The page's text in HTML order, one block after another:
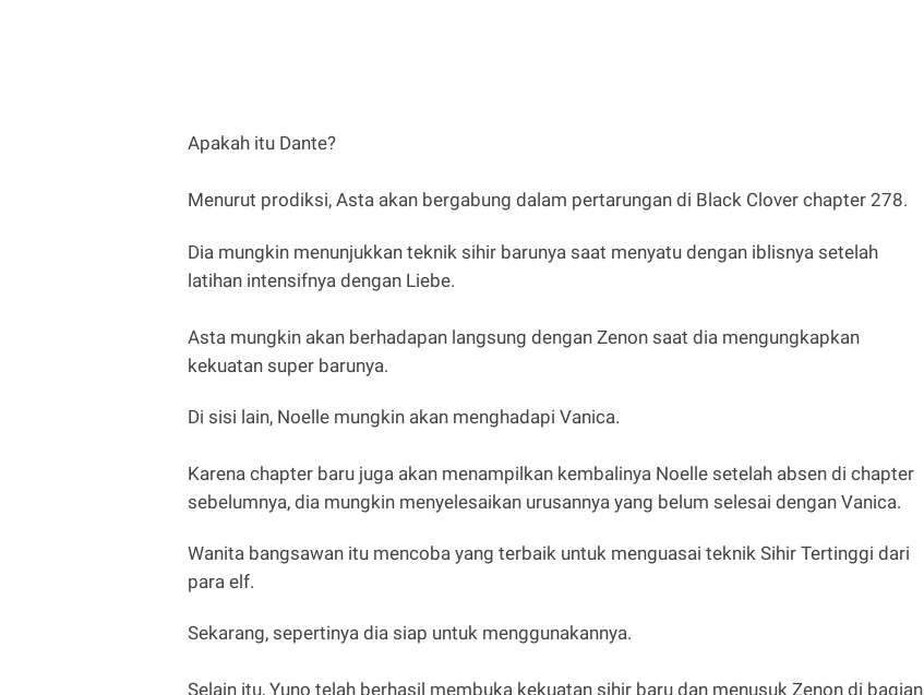
Apakah itu Dante?
Menurut prodiksi, Asta akan bergabung dalam pertarungan di Black Clover chapter 278.
Dia mungkin menunjukkan teknik sihir barunya saat menyatu dengan iblisnya setelah
latihan intensifnya dengan Liebe.
Asta mungkin akan berhadapan langsung dengan Zenon saat dia mengungkapkan
kekuatan super barunya.
Di sisi lain, Noelle mungkin akan menghadapi Vanica.
Karena chapter baru juga akan menampilkan kembalinya Noelle setelah absen di chapter
sebelumnya, dia mungkin menyelesaikan urusannya yang belum selesai dengan Vanica.
Wanita bangsawan itu mencoba yang terbaik untuk menguasai teknik Sihir Tertinggi dari
para elf.
Sekarang, sepertinya dia siap untuk menggunakannya.
Selain itu, Yuno telah berhasil membuka kekuatan sihir baru dan menusuk Zenon di bagian